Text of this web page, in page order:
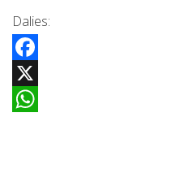
Dalies:
Facebook
X